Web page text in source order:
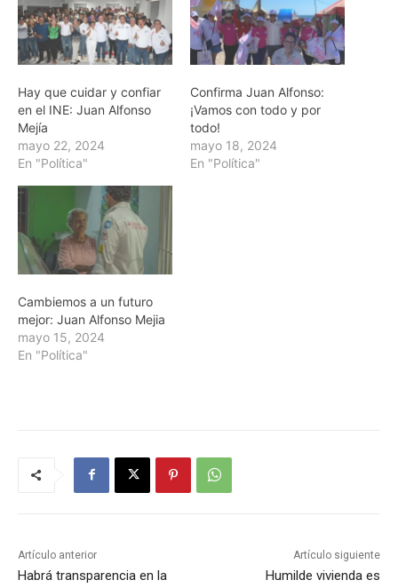
Hay que cuidar y confiar
en el INE: Juan Alfonso
Mejía
mayo 22, 2024
En "Política"
Confirma Juan Alfonso:
¡Vamos con todo y por
todo!
mayo 18, 2024
En "Política"
Cambiemos a un futuro
mejor: Juan Alfonso Mejia
mayo 15, 2024
En "Política"
Artículo anterior
Habrá transparencia en la
Artículo siguiente
Humilde vivienda es